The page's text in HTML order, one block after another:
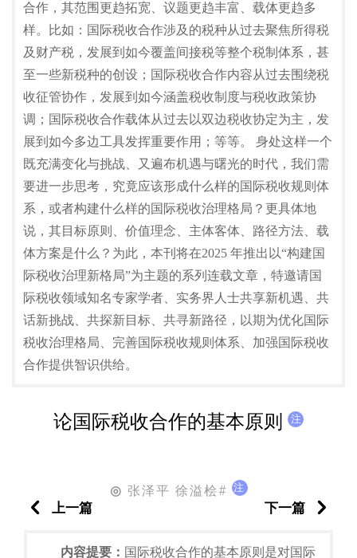
合作，其范围更趋拓宽、议题更趋丰富、载体更趋多
样。比如：国际税收合作涉及的税种从过去聚焦所得税
及财产税，发展到如今覆盖间接税等整个税制体系，甚
至一些新税种的创设；国际税收合作内容从过去围绕税
收征管协作，发展到如今涵盖税收制度与税收政策协
调；国际税收合作载体从过去以双边税收协定为主，发
展到如今多边工具发挥重要作用；等等。 身处这样一个
既充满变化与挑战、又遍布机遇与曙光的时代，我们需
要进一步思考，究竟应该形成什么样的国际税收规则体
系，或者构建什么样的国际税收治理格局？更具体地
说，其目标原则、价值理念、主体客体、路径方法、载
体方案是什么？为此，本刊将在2025 年推出以“构建国
际税收治理新格局”为主题的系列连载文章，特邀请国
际税收领域知名专家学者、实务界人士共享新机遇、共
话新挑战、共探新目标、共寻新路径，以期为优化国际
税收治理格局、完善国际税收规则体系、加强国际税收
合作提供智识供给。
论国际税收合作的基本原则 注
◎ 张泽平 徐溢桧# 注
上一篇 下一篇
内容提要： 国际税收合作的基本原则是对国际